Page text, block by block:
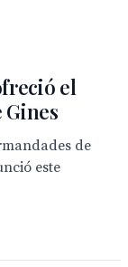
el
Gines
de
este